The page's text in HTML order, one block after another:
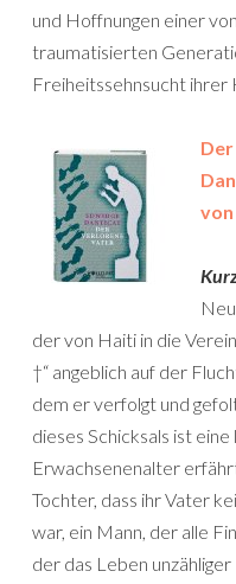
und Hoffnungen einer
traumatisierten
Freiheitssehnsucht ihrer
von
der von Haiti in die
†“ angeblich auf der
dem er verfolgt und
dieses Schicksals ist
Erwachsenenalter
Tochter, dass ihr Vater
war, ein Mann, der alle
der das Leben